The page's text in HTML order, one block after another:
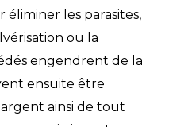
les parasites,
ou la
engendrent de la
ensuite être
ainsi de tout